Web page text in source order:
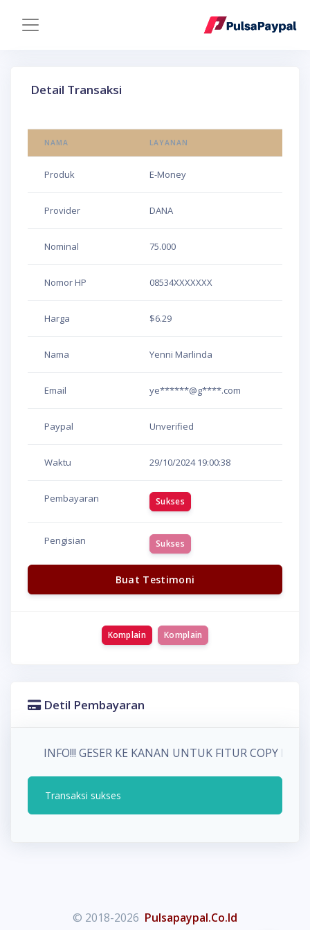
Detail Transaksi
NAMA LAYANAN
Produk E-Money
Provider DANA
Nominal 75.000
Nomor HP 08534XXXXXXX
Harga $6.29
Nama Yenni Marlinda
Email ye******@g****.com
Paypal Unverified
Waktu 29/10/2024 19:00:38
Pembayaran Sukses
Pengisian Sukses
Buat Testimoni
Komplain Komplain
Detil Pembayaran
INFO!!! GESER KE KANAN UNTUK FITUR COPY
Transaksi sukses
© 2018-2026 Pulsapaypal.Co.Id